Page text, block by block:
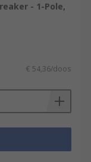
- 1-Pole,
€ 54,36/doos